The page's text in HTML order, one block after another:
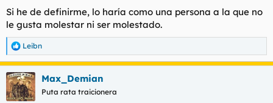
Si he de definirme, lo haría como una persona a la que no
le gusta molestar ni ser molestado.
R
e
a
c
c
i
Leibn
Max_Demian
Puta rata traicionera